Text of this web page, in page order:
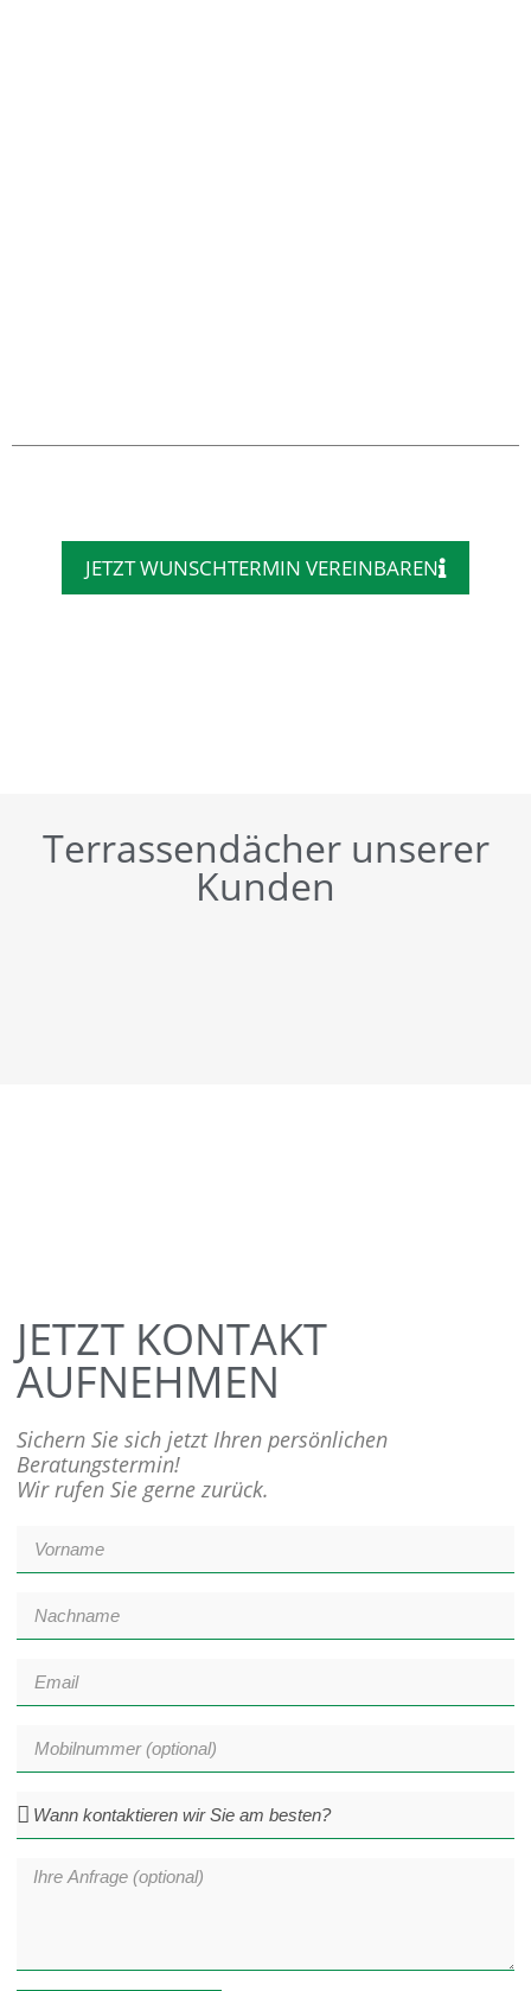
JETZT WUNSCHTERMIN VEREINBAREN
Terrassendächer unserer
Kunden
JETZT KONTAKT
AUFNEHMEN
Sichern Sie sich jetzt Ihren persönlichen
Beratungstermin!
Wir rufen Sie gerne zurück.